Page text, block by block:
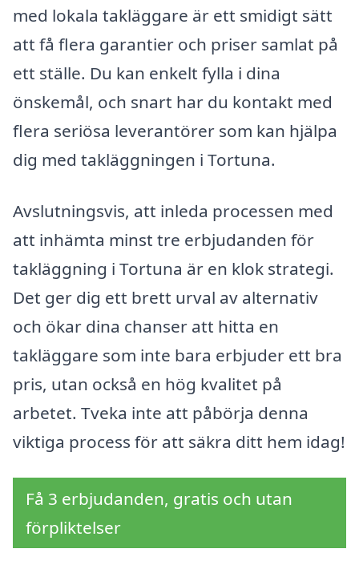
med lokala takläggare är ett smidigt sätt
att få flera garantier och priser samlat på
ett ställe. Du kan enkelt fylla i dina
önskemål, och snart har du kontakt med
flera seriösa leverantörer som kan hjälpa
dig med takläggningen i Tortuna.
Avslutningsvis, att inleda processen med
att inhämta minst tre erbjudanden för
takläggning i Tortuna är en klok strategi.
Det ger dig ett brett urval av alternativ
och ökar dina chanser att hitta en
takläggare som inte bara erbjuder ett bra
pris, utan också en hög kvalitet på
arbetet. Tveka inte att påbörja denna
viktiga process för att säkra ditt hem idag!
Få 3 erbjudanden, gratis och utan
förpliktelser